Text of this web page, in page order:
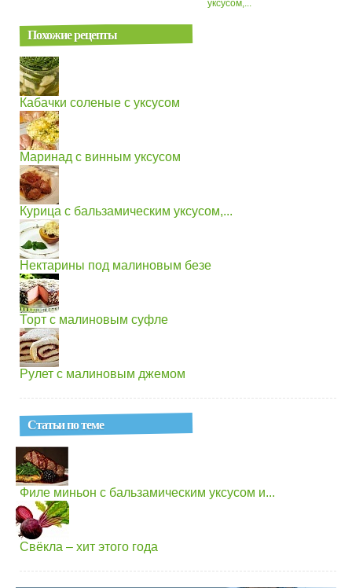
уксусом,...
Похожие рецепты
Кабачки соленые с уксусом
Маринад с винным уксусом
Курица с бальзамическим уксусом,...
Нектарины под малиновым безе
Торт с малиновым суфле
Рулет с малиновым джемом
Статьи по теме
Филе миньон с бальзамическим уксусом и...
Свёкла – хит этого года